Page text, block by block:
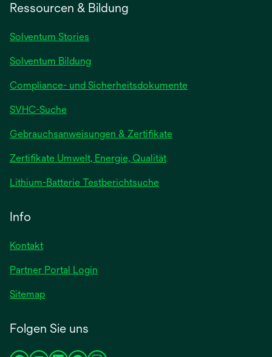
Ressourcen & Bildung
Solventum Stories
Solventum Bildung
Compliance- und Sicherheitsdokumente
SVHC-Suche
Gebrauchsanweisungen & Zertifikatewird
Zertifikate Umwelt, Energie, Qualität
Lithium-Batterie Testberichtsuchewird
Info
Kontakt
Partner Portal Login
Sitemap
Folgen Sie uns